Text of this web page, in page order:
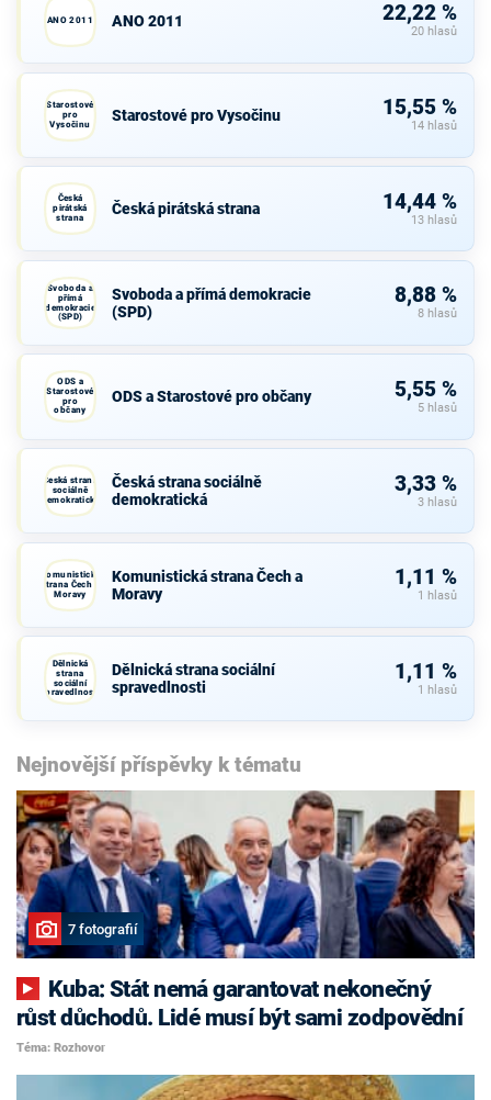
ANO 2011 ANO 2011 22,22 %
20 hlasů
Starostové
pro
Vysočinu
Starostové pro Vysočinu 15,55 %
14 hlasů
Česká
pirátská
strana
Česká pirátská strana 14,44 %
13 hlasů
Svoboda a
přímá
demokracie
(SPD)
Svoboda a přímá demokracie
(SPD)
8,88 %
8 hlasů
ODS a
Starostové
pro
občany
ODS a Starostové pro občany 5,55 %
5 hlasů
Česká strana
sociálně
demokratická
Česká strana sociálně
demokratická
3,33 %
3 hlasů
Komunistická
strana Čech a
Moravy
Komunistická strana Čech a
Moravy
1,11 %
1 hlasů
Dělnická
strana
sociální
spravedlnosti
Dělnická strana sociální
spravedlnosti
1,11 %
1 hlasů
Nejnovější příspěvky k tématu
7 fotografií
růst důchodů. Lidé musí být sami zodpovědní
Téma: Rozhovor